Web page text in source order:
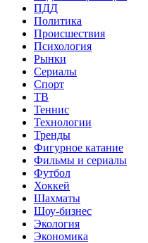
ПДД
Политика
Происшествия
Психология
Рынки
Сериалы
Спорт
ТВ
Теннис
Технологии
Тренды
Фигурное катание
Фильмы и сериалы
Футбол
Хоккей
Шахматы
Шоу-бизнес
Экология
Экономика